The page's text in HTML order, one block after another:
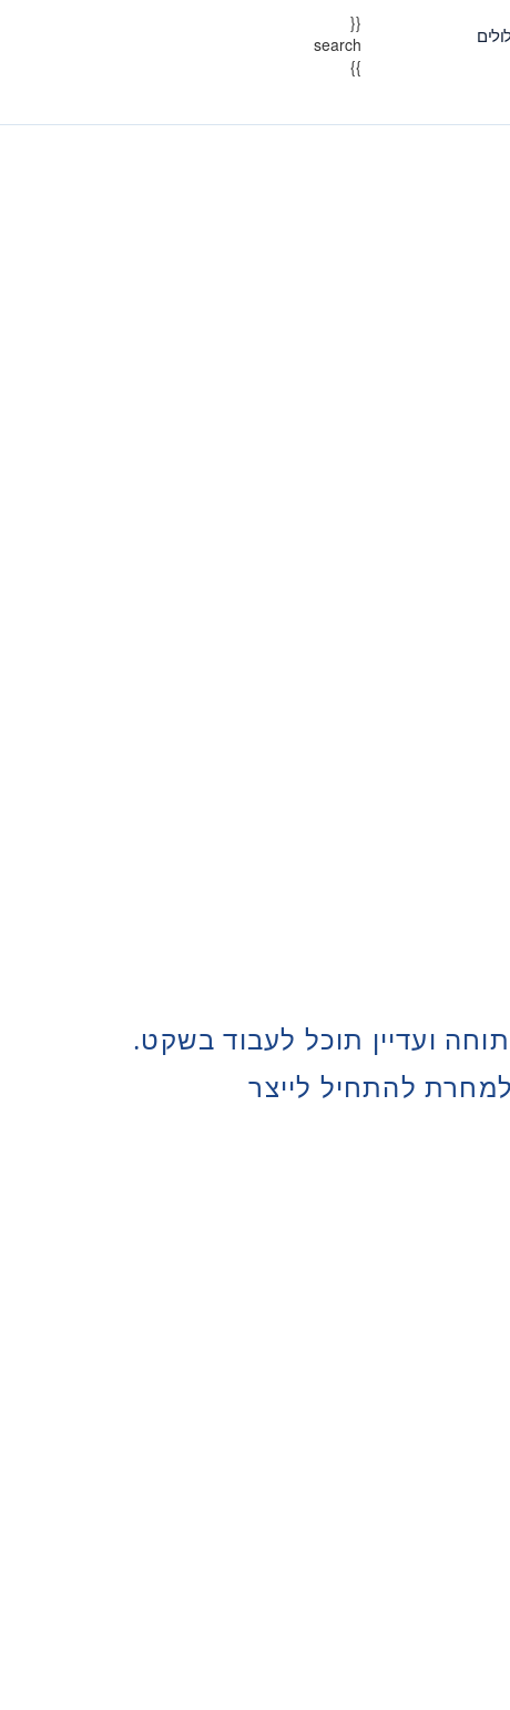
{{
search
}}
ועדיין תוכל לעבוד בשקט.
להתחיל לייצר